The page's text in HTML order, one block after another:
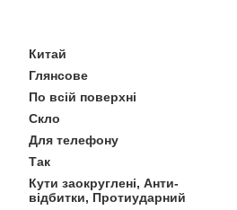
Китай
Глянсове
По всій поверхні
Скло
Для телефону
Так
Кути заокруглені, Анти-
відбитки, Протиударний